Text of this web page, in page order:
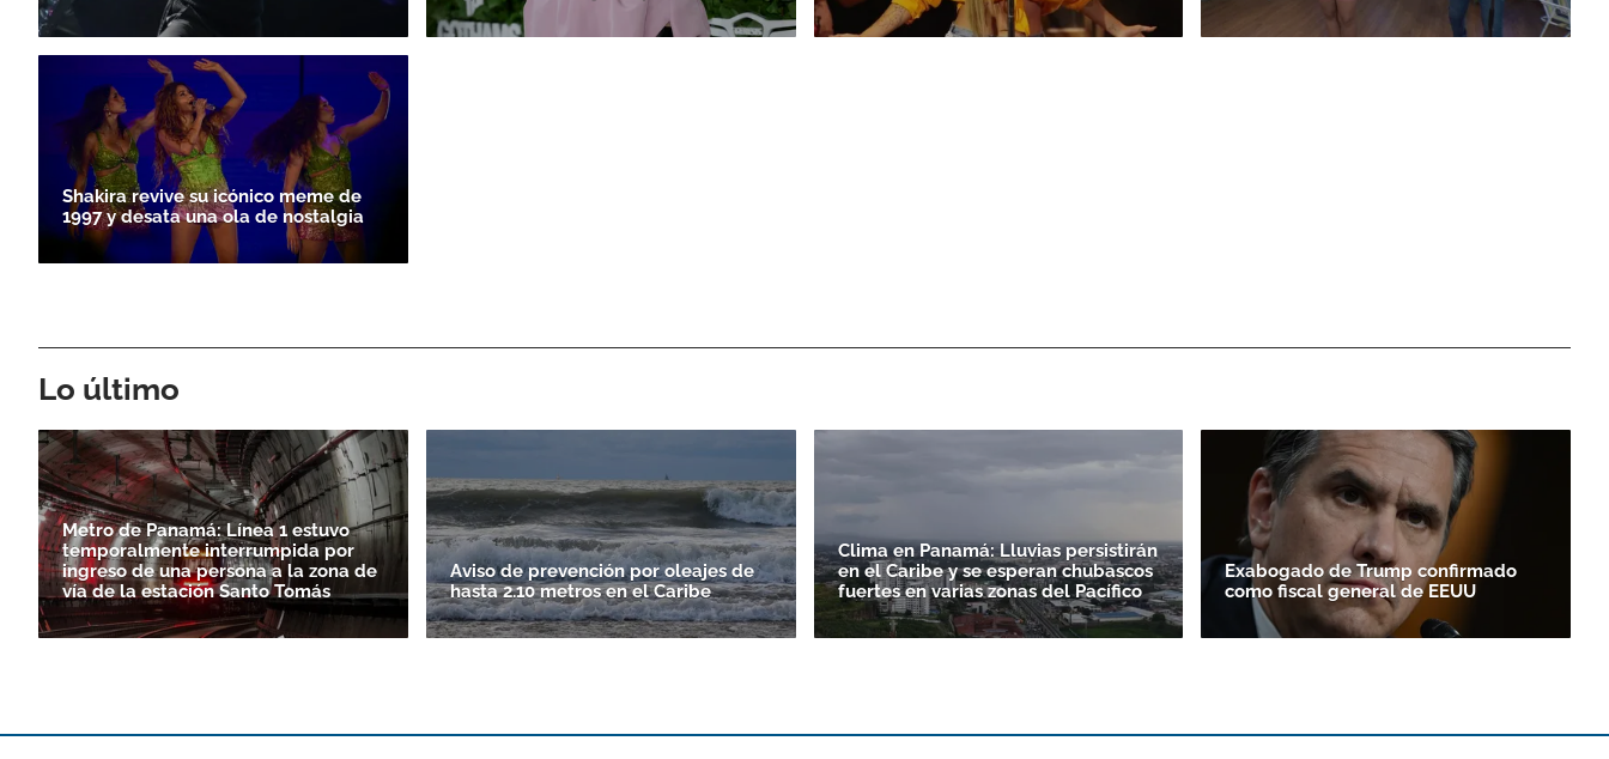
Shakira revive su icónico meme de
1997 y desata una ola de nostalgia
Lo último
Metro de Panamá: Línea 1 estuvo
temporalmente interrumpida por
ingreso de una persona a la zona de
vía de la estación Santo Tomás
Aviso de prevención por oleajes de
hasta 2.10 metros en el Caribe
Clima en Panamá: Lluvias persistirán
en el Caribe y se esperan chubascos
fuertes en varias zonas del Pacífico
Exabogado de Trump confirmado
como fiscal general de EEUU